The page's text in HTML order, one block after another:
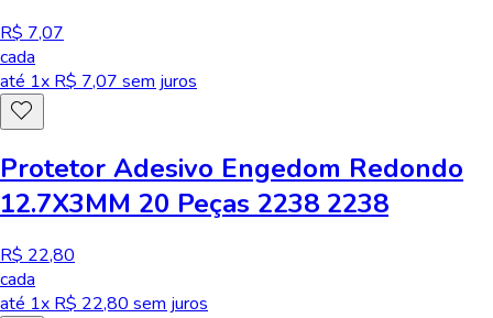
R$ 7,07
cada
até 1x R$ 7,07 sem juros
Protetor Adesivo Engedom Redondo
12.7X3MM 20 Peças 2238 2238
R$ 22,80
cada
até 1x R$ 22,80 sem juros